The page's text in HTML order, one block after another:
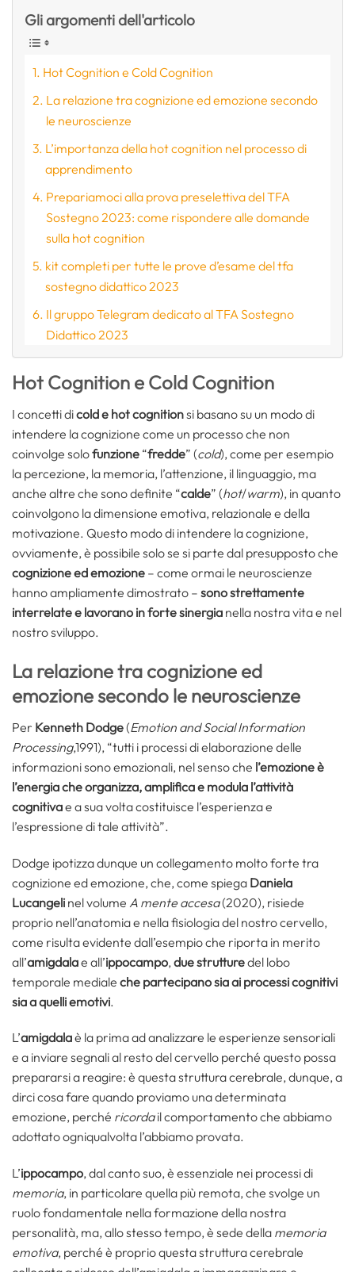
Gli argomenti dell'articolo
Hot Cognition e Cold Cognition
La relazione tra cognizione ed emozione secondo
le neuroscienze
L’importanza della hot cognition nel processo di
apprendimento
Prepariamoci alla prova preselettiva del TFA
Sostegno 2023: come rispondere alle domande
sulla hot cognition
kit completi per tutte le prove d’esame del tfa
sostegno didattico 2023
Il gruppo Telegram dedicato al TFA Sostegno
Didattico 2023
Hot Cognition e Cold Cognition
I concetti dicold e hot cognitionsi basano su un modo di
intendere la cognizione come un processo che non
coinvolge solofunzione “fredde” (cold), come per esempio
la percezione, la memoria, l’attenzione, il linguaggio, ma
anche altre che sono definite “calde” (hot/warm), in quanto
coinvolgono la dimensione emotiva, relazionale e della
motivazione. Questo modo di intendere la cognizione,
ovviamente, è possibile solo se si parte dal presupposto che
cognizione ed emozione – come ormai le neuroscienze
hanno ampliamente dimostrato – sono strettamente
interrelate e lavorano in forte sinergia nella nostra vita e nel
nostro sviluppo.
La relazione tra cognizione ed
emozione secondo le neuroscienze
Per Kenneth Dodge(Emotion and Social Information
Processing,1991), “tutti i processi di elaborazione delle
informazioni sono emozionali, nel senso che l’emozione è
l’energia che organizza, amplifica e modula l’attività
cognitivae a sua volta costituisce l’esperienza e
l’espressione di tale attività”.
Dodge ipotizza dunque un collegamento molto forte tra
cognizione ed emozione, che, come spiega Daniela
Lucangeli nel volume A mente accesa(2020), risiede
proprio nell’anatomia e nella fisiologia del nostro cervello,
come risulta evidente dall’esempio che riporta in merito
all’amigdalae all’ippocampo, due strutturedel lobo
temporale mediale che partecipano sia ai processi cognitivi
sia a quelli emotivi.
L’amigdalaè la prima ad analizzare le esperienze sensoriali
e a inviare segnali al resto del cervello perché questo possa
prepararsi a reagire: è questa struttura cerebrale, dunque, a
dirci cosa fare quando proviamo una determinata
emozione, perché ricordail comportamento che abbiamo
adottato ogniqualvolta l’abbiamo provata.
L’ippocampo, dal canto suo, è essenziale nei processi di
memoria, in particolare quella più remota, che svolge un
ruolo fondamentale nella formazione della nostra
personalità, ma, allo stesso tempo, è sede della memoria
emotiva, perché è proprio questa struttura cerebrale